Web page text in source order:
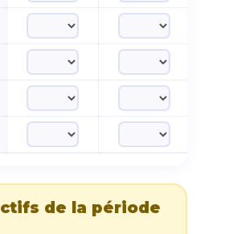
de la période